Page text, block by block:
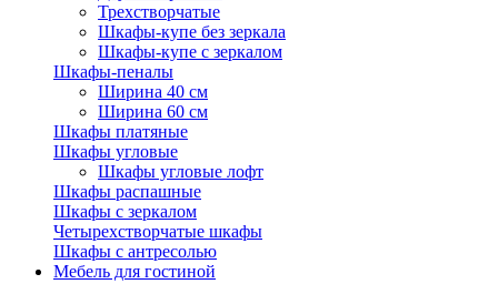
Трехстворчатые
Шкафы-купе без зеркала
Шкафы-купе с зеркалом
Шкафы-пеналы
Ширина 40 см
Ширина 60 см
Шкафы платяные
Шкафы угловые
Шкафы угловые лофт
Шкафы распашные
Шкафы с зеркалом
Четырехстворчатые шкафы
Шкафы с антресолью
Мебель для гостиной